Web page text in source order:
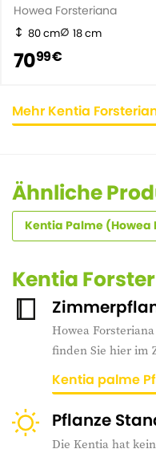
Howea Forsteriana
80 cm 18 cm
7099 €
Mehr Kentia
Ähnliche
Kentia Palme
Kentia
Howea
finden Sie hier im
Kentia palme
Pflanze
Die Kentia hat